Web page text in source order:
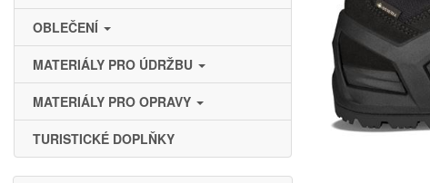
OBLEČENÍ
MATERIÁLY PRO ÚDRŽBU
MATERIÁLY PRO OPRAVY
TURISTICKÉ DOPLŇKY